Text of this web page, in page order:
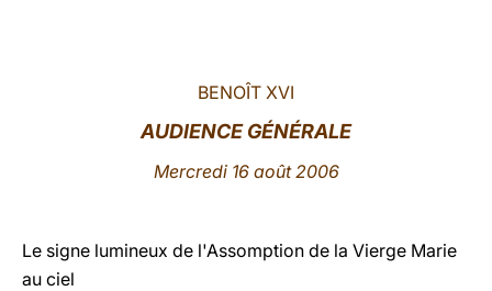
BENOÎT XVI
AUDIENCE GÉNÉRALE
Mercredi 16 août 2006
Le signe lumineux de l'Assomption de la Vierge Marie
au ciel